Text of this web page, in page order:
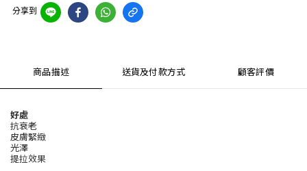
分享到
商品描述 送貨及付款方式 顧客評價
好處
抗衰老
皮膚緊緻
光澤
提拉效果